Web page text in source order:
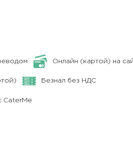
Онлайн (картой) на
Безнал без НДС
CaterMe